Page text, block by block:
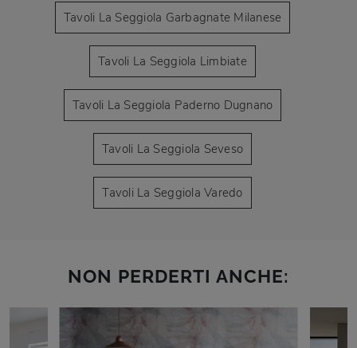
Tavoli La Seggiola Garbagnate Milanese
Tavoli La Seggiola Limbiate
Tavoli La Seggiola Paderno Dugnano
Tavoli La Seggiola Seveso
Tavoli La Seggiola Varedo
NON PERDERTI ANCHE: